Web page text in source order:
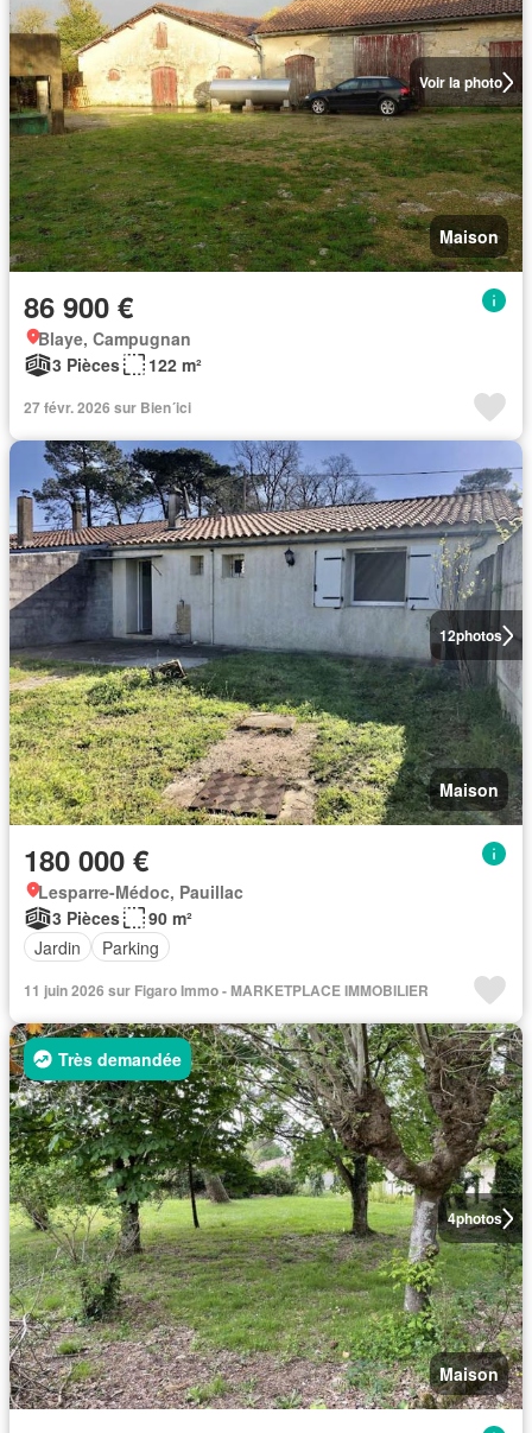
Voir la photo
Maison
86 900 €
Blaye, Campugnan
3 Pièces
122 m²
27 févr. 2026 sur Bien´ici
12photos
Maison
180 000 €
Lesparre-Médoc, Pauillac
3 Pièces
90 m²
Jardin
Parking
11 juin 2026 sur Figaro Immo - MARKETPLACE IMMOBILIER
4photos
Très demandée
Maison